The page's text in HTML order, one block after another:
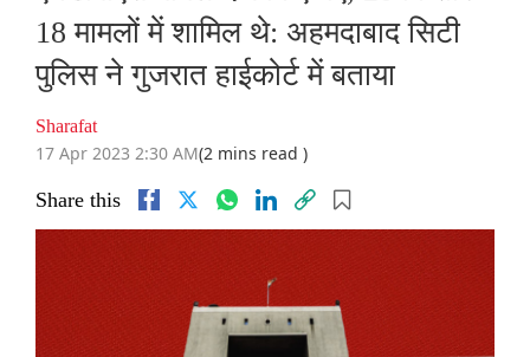
18 मामलों में शामिल थे: अहमदाबाद सिटी
पुलिस ने गुजरात हाईकोर्ट में बताया
Sharafat
17 Apr 2023 2:30 AM(2 mins read )
Share this